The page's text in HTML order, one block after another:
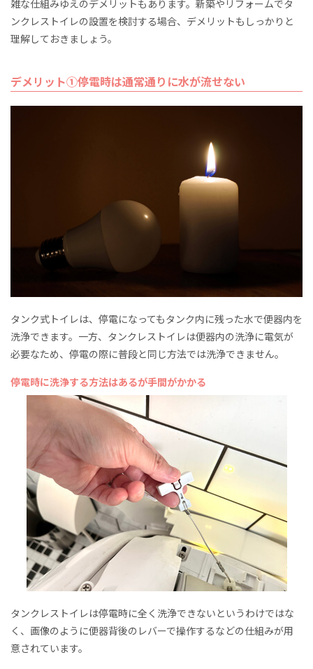
雑な仕組みゆえのデメリットもあります。新築やリフォームでタ
ンクレストイレの設置を検討する場合、デメリットもしっかりと
理解しておきましょう。
デメリット①停電時は通常通りに水が流せない
タンク式トイレは、停電になってもタンク内に残った水で便器内を
洗浄できます。一方、タンクレストイレは便器内の洗浄に電気が
必要なため、停電の際に普段と同じ方法では洗浄できません。
停電時に洗浄する方法はあるが手間がかかる
タンクレストイレは停電時に全く洗浄できないというわけではな
く、画像のように便器背後のレバーで操作するなどの仕組みが用
意されています。